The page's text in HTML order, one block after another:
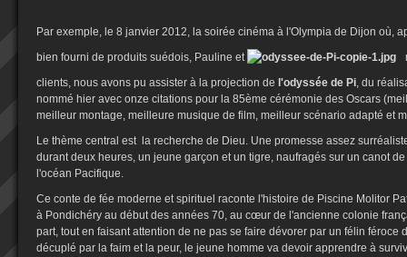
Par exemple, le 8 janvier 2012, la soirée cinéma à l'Olympia de Dijon où,
bien fourni de produits suédois, Pauline et
clients, nous avons pu assister à la projection de l'odyssée de Pi, du
nommé hier avec onze citations pour la 85ème cérémonie des Oscars
meilleur montage, meilleure musique de film, meilleur scénario adapté et
Le thème central est la recherche de Dieu. Une promesse assez
durant deux heures, un jeune garçon et un tigre, naufragés sur un canot
l'océan Pacifique.
Ce conte de fée moderne et spirituel raconte l'histoire de Piscine Molitor
à Pondichéry au début des années 70, au cœur de l'ancienne colonie
part, tout en faisant attention de ne pas se faire dévorer par un félin féroce
décuplé par la faim et la peur, le jeune homme va devoir apprendre à